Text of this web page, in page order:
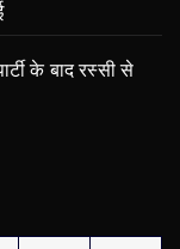
के बाद रस्सी से